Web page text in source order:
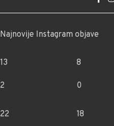
Najnovije Instagram objave
13
2
8
0
22 18